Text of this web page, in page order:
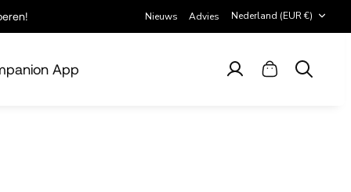
Nieuws Advies Nederland (EUR €)
App AccountWinkelwagen
Zoeken